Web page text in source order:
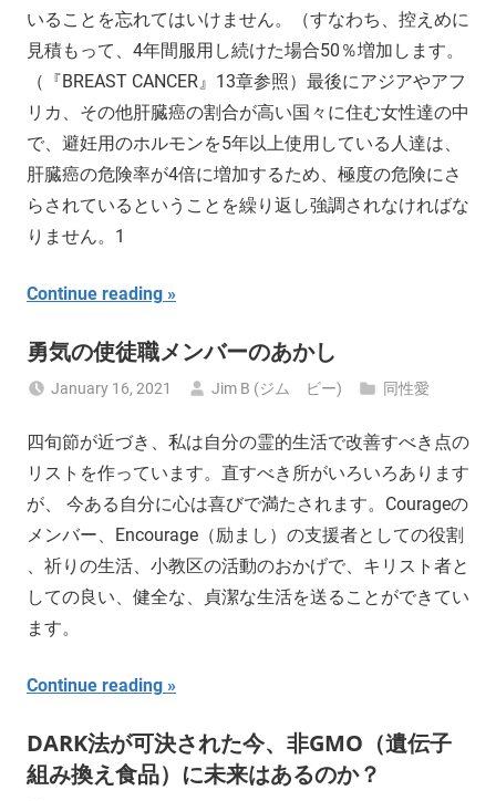
いることを忘れてはいけません。（すなわち、控えめに
見積もって、4年間服用し続けた場合50％増加します。
（『BREAST CANCER』13章参照）最後にアジアやアフ
リカ、その他肝臓癌の割合が高い国々に住む女性達の中
で、避妊用のホルモンを5年以上使用している人達は、
肝臓癌の危険率が4倍に増加するため、極度の危険にさ
らされているということを繰り返し強調されなければな
りません。1
Continue reading
勇気の使徒職メンバーのあかし
January 16, 2021 Jim B (ジム ビー) 同性愛
四旬節が近づき、私は自分の霊的生活で改善すべき点の
リストを作っています。直すべき所がいろいろあります
が、 今ある自分に心は喜びで満たされます。Courageの
メンバー、Encourage（励まし）の支援者としての役割
、祈りの生活、小教区の活動のおかげで、キリスト者と
しての良い、健全な、貞潔な生活を送ることができてい
ます。
Continue reading
DARK法が可決された今、非GMO（遺伝子
組み換え食品）に未来はあるのか？